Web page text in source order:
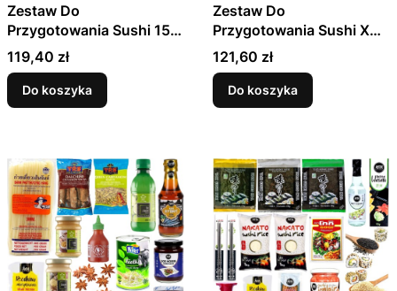
Zestaw Do
Przygotowania Sushi 15
Produktów - Rozmiar L
Cena
119,40 zł
Do koszyka
Zestaw Do
Przygotowania Sushi XXL
17 Produktów Na
PREZENT
Cena
121,60 zł
Do koszyka